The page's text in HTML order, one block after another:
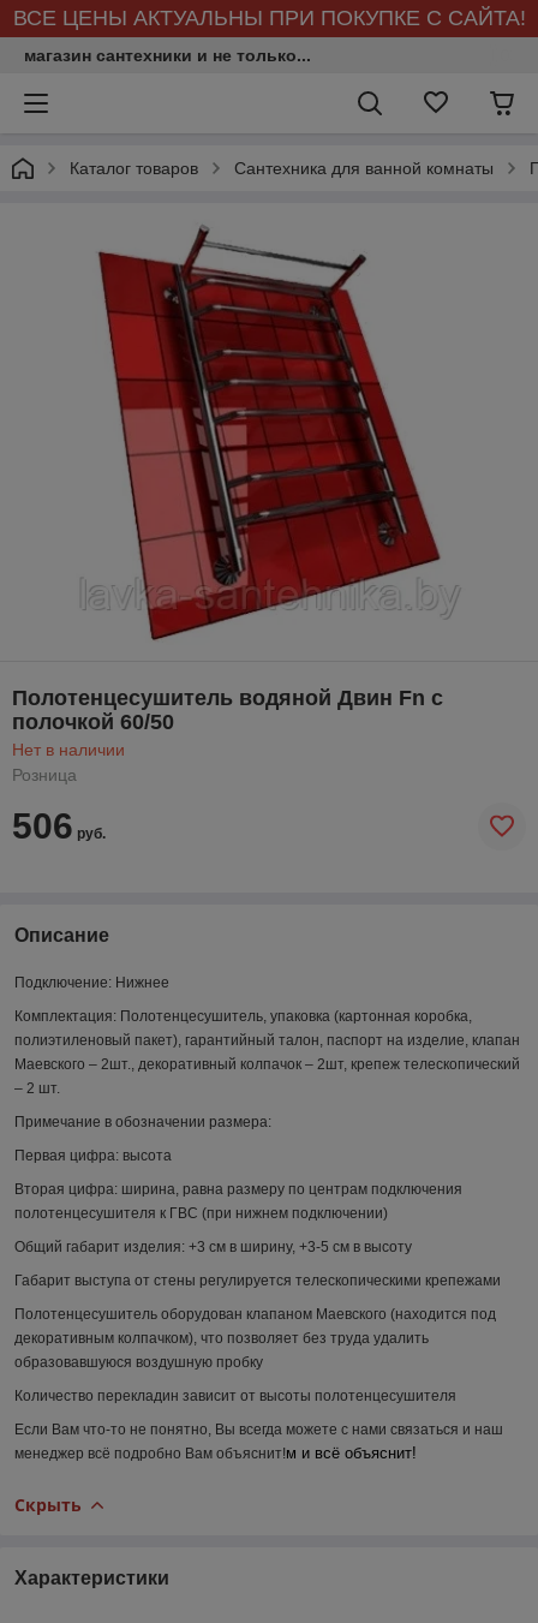
ВСЕ ЦЕНЫ АКТУАЛЬНЫ ПРИ ПОКУПКЕ С САЙТА!
магазин сантехники и не только...
Каталог товаров Сантехника для ванной комнаты
Полотенцесушитель водяной Двин Fn с
полочкой 60/50
Нет в наличии
Розница
506 руб.
Описание
Подключение: Нижнее
Комплектация: Полотенцесушитель, упаковка (картонная коробка,
полиэтиленовый пакет), гарантийный талон, паспорт на изделие, клапан
Маевского – 2шт., декоративный колпачок – 2шт, крепеж телескопический
– 2 шт.
Примечание в обозначении размера:
Первая цифра: высота
Вторая цифра: ширина, равна размеру по центрам подключения
полотенцесушителя к ГВС (при нижнем подключении)
Общий габарит изделия: +3 см в ширину, +3-5 см в высоту
Габарит выступа от стены регулируется телескопическими крепежами
Полотенцесушитель оборудован клапаном Маевского (находится под
декоративным колпачком), что позволяет без труда удалить
образовавшуюся воздушную пробку
Количество перекладин зависит от высоты полотенцесушителя
Если Вам что-то не понятно, Вы всегда можете с нами связаться и наш
менеджер всё подробно Вам объяснит!м и всё объяснит!
Скрыть
Характеристики